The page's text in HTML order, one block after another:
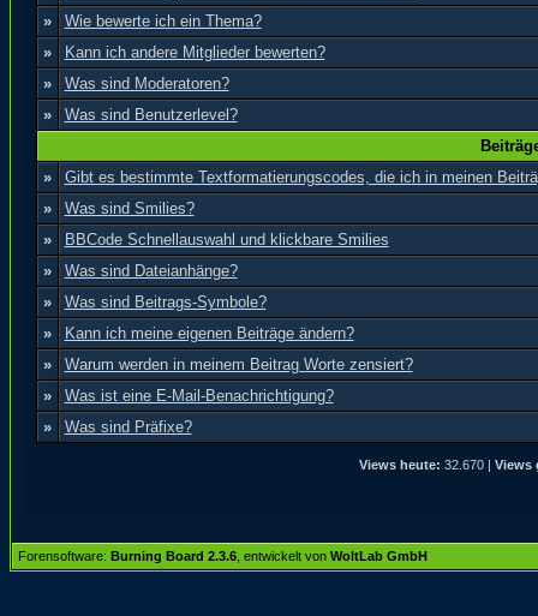
»
Wie bewerte ich ein Thema?
»
Kann ich andere Mitglieder bewerten?
»
Was sind Moderatoren?
»
Was sind Benutzerlevel?
»
Gibt es bestimmte Textformatierungscodes, die ich in meinen
»
Was sind Smilies?
»
BBCode Schnellauswahl und klickbare Smilies
»
Was sind Dateianhänge?
»
Was sind Beitrags-Symbole?
»
Kann ich meine eigenen Beiträge ändern?
»
Warum werden in meinem Beitrag Worte zensiert?
»
Was ist eine E-Mail-Benachrichtigung?
»
Was sind Präfixe?
Views heute: 32.670 | Views
Forensoftware: Burning Board 2.3.6 , entwickelt von WoltLab GmbH